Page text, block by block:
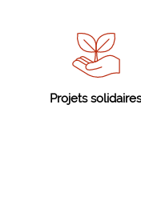
Projets solidaires